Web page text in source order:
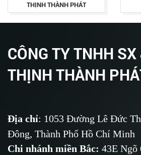
THỊNH THÀNH PHÁT
CÔNG TY TNHH
THỊNH THÀNH
Địa chỉ: 1053 Đường Lê Đức
Đông, Thành Phố Hồ Chí Minh
Chi nhánh miền Bắc: 43E Ngõ